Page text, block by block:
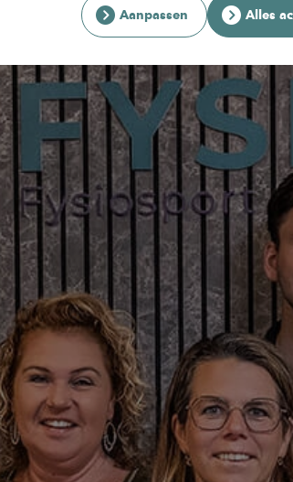
Aanpassen Alles